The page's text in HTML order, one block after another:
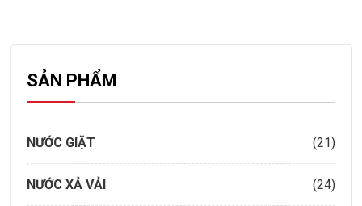
SẢN PHẨM
NƯỚC GIẶT (21)
NƯỚC XẢ VẢI (24)